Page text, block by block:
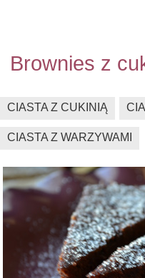
Brownies z
CIASTA Z CUKINIĄ
CIASTA Z WARZYWAMI